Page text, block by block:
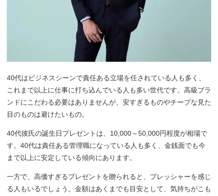
40代はビジネスシーンで責任ある立場を任されている人も多く、
これまで以上に仕事に打ち込んでいる人も多い世代です。高級ブラ
ンドにこだわる必要はありませんが、安すぎるものやチープな見た
目のものは避けたいもの。
40代彼氏の誕生日プレゼントは、10,000～50,000円程度が相場で
す。40代は責任ある管理職になっている人も多く、金銭面でも今
まで以上に安定している傾向にあります。
一方で、高価すぎるプレゼントを贈られると、プレッシャーを感じ
る人もいるでしょう。金額はあくまでも目安として、気持ちがこも